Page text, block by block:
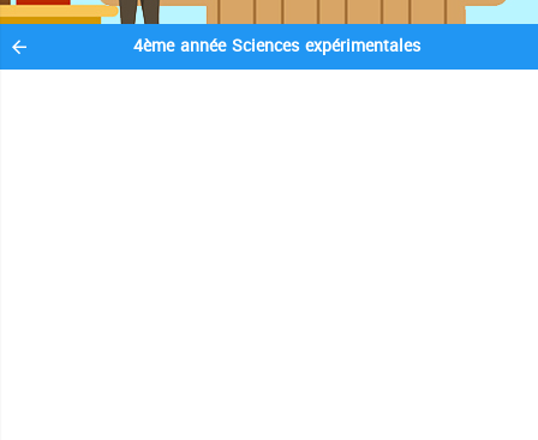
4ème année Sciences expérimentales